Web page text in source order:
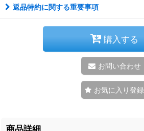
返品特約に関する重要事項
購入する
お問い合わせ
お気に入り登録
商品詳細